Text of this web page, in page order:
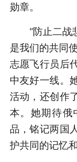
勋章。
“防止二战悲
是我们的共同
志愿飞行员后
中友好一线。
活动，还创作
本。她期待俄
品，铭记两国
护共同的记忆和